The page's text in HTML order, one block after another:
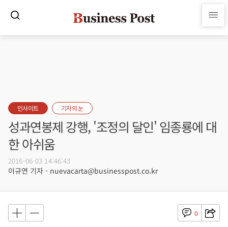
인사이트 기자의 눈
성과연봉제 강행, '조정의 달인' 임종룡에 대
한 아쉬움
2016-06-03 14:46:43
이규연 기자 - nuevacarta@businesspost.co.kr
0